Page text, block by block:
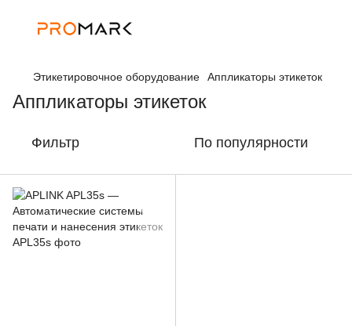
Этикетировочное оборудование Аппликаторы этикеток
Аппликаторы этикеток
Фильтр По популярности